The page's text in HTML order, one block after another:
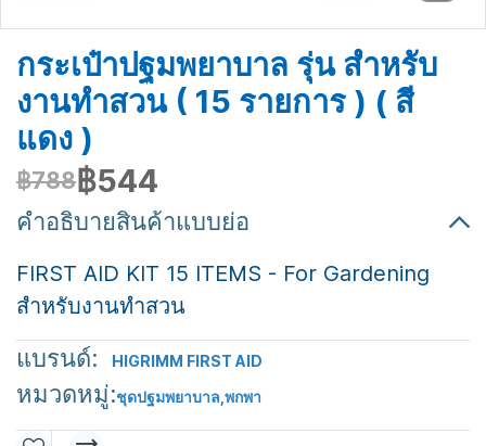
กระเป๋าปฐมพยาบาล รุ่น สำหรับ
งานทำสวน ( 15 รายการ ) ( สี
แดง )
฿788฿544
คำอธิบายสินค้าแบบย่อ
FIRST AID KIT 15 ITEMS - For Gardening
สำหรับงานทำสวน
แบรนด์: HIGRIMM FIRST AID
หมวดหมู่:ชุดปฐมพยาบาล พกพา